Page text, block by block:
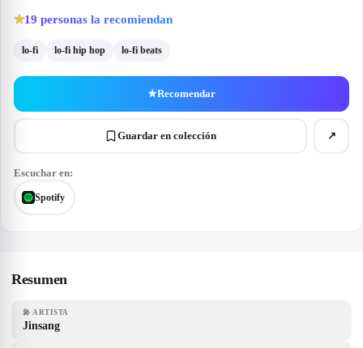
★19 personas la recomiendan
lo-fi lo-fi hip hop lo-fi beats
★Recomendar
Guardar en colección ↗
Escuchar en:
Spotify
Resumen
🎤 ARTISTA
Jinsang